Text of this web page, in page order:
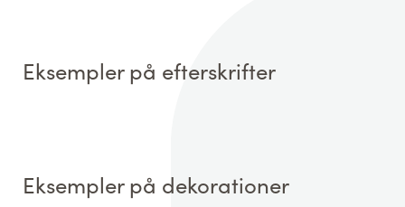
Eksempler på efterskrifter
Eksempler på dekorationer